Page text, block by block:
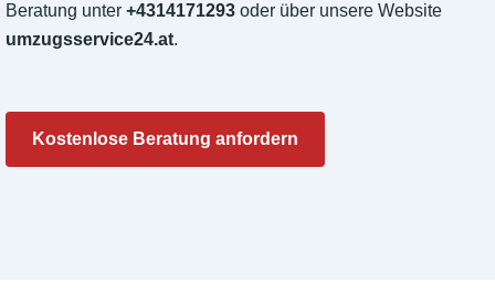
Beratung unter +4314171293 oder über unsere Website
umzugsservice24.at.
Kostenlose Beratung anfordern